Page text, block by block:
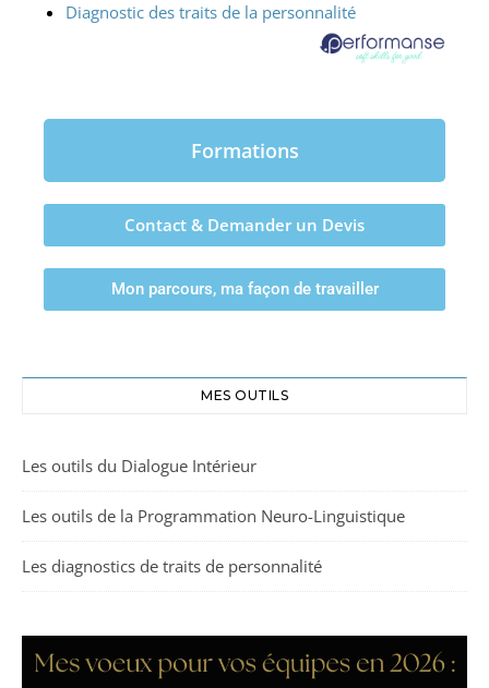
Diagnostic des traits de la personnalité
Formations
Contact & Demander un Devis
Mon parcours, ma façon de travailler
MES OUTILS
Les outils du Dialogue Intérieur
Les outils de la Programmation Neuro-Linguistique
Les diagnostics de traits de personnalité